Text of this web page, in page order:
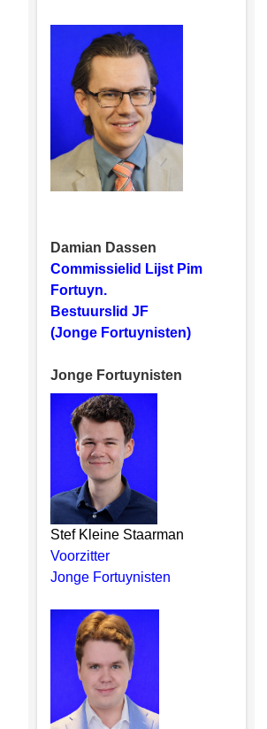
Damian Dassen
Commissielid Lijst Pim
Fortuyn.
Bestuurslid JF
(Jonge Fortuynisten)
Jonge Fortuynisten
Stef Kleine Staarman
Voorzitter
Jonge Fortuynisten